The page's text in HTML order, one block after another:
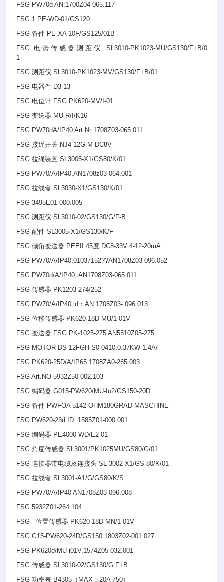
FSG PW70d AN:1700Z04-065.117
FSG 1 PE-WD-01/GS120
FSG备件 PE-XA 10F/GS125/01B
FSG 电势传感器测距仪 SL3010-PK1023-MU/GS130/F+B/0
1
FSG测距仪 SL3010-PK1023-MV/GS130/F+B/01
FSG 电器件 D3-13
FSG 电位计 FSG PK620-MV/I-01
FSG变送器 MU-R/I/K16
FSG PW70dA/IP40 Art Nr:1708Z03-065.011
FSG接近开关 NJ4-12G-M DC8V
FSG拉绳装置 SL3005-X1/GS80/K/01
FSG PW70/A/IP40,AN1708z03-064.001
FSG拉线盒 SL3030-X1/GS130/K/01
FSG 3495E01-000.005
FSG测距仪 SL3010-02/GS130/G/F-B
FSG配件 SL3005-X1/GS130/K/F
FSG倾角变送器 PEEII 45度 DC8-33V 4-12-20mA
FSG PW70/A/IP40,01037152??AN1708Z03-096.052
FSG PW70d/A/IP40, AN1708Z03-065.011
FSG传感器 PK1203-274/252
FSG PW70/A/IP40 id ：AN 1708Z03- 096.013
FSG位移传感器 PK620-18D-MU/1-01V
FSG变送器 FSG PK-1025-275 AN5510Z05-275
FSG MOTOR DS-12FGH-S0-0410,0.37KW 1.4A/
FSG PK620-25D/A/IP65 1708ZA0-265.003
FSG Art.NO 5932Z50-002.103
FSG编码器 G015-PW620/MU-Io2/GS150-20D
FSG备件 PWFOA 5142 OHM180GRAD MASCHINE
FSG PW620-23d ID: 1585Z01-000.001
FSG编码器 PE4000-WD/E2-01
FSG角度传感器 SL3001/PK1025MU/GS80/G/01
FSG连接器带电缆及连接头 SL 3002-X1/GS 80/K/01
FSG拉线盒 SL3001-A1/G/GS80/K/S
FSG PW70/A/IP40 AN1708Z03-096.008
FSG 5932Z01-264.104
FSG位置传感器 PK620-18D-MN/1-01V
FSG G15-PW620-24D/GS150 1803Z02-001.027
FSG PK620d/MU-i01V,1574Z05-032.001
FSG传感器 SL3010-02/GS130/G F+B
FSG功率表 B4305（MAX：20A 750）